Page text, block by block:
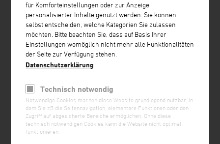
für Komforteinstellungen oder zur Anzeige
personalisierter Inhalte genutzt werden. Sie können
selbst entscheiden, welche Kategorien Sie zulassen
möchten. Bitte beachten Sie, dass auf Basis Ihrer
Einstellungen womöglich nicht mehr alle Funktionalitäten
der Seite zur Verfügung stehen.
Datenschutzerklärung
Technisch notwendig
Notwendige Cookies machen diese Website grundlegend nutzbar, in
dem Sie zB die Seitennavigation, elementare Funktionen oder den
Zugriff auf abgesicherte Bereiche ermöglichen. Ohne diese
technisch notwendigen Cookies kann die Website nicht optimal
funktionieren.